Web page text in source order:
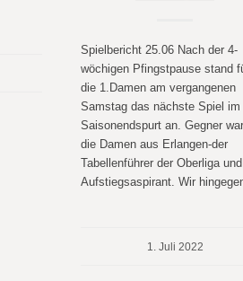
Spielbericht 25.06 Nach der 4-
wöchigen Pfingstpause stand
die 1.Damen am vergangenen
Samstag das nächste Spiel im
Saisonendspurt an. Gegner
die Damen aus Erlangen-der
Tabellenführer der Oberliga und
Aufstiegsaspirant. Wir
1. Juli 2022